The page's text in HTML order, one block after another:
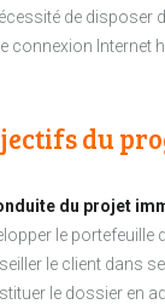
de disposer
connexion Internet
du
du projet
le portefeuille
le client dans
le dossier en